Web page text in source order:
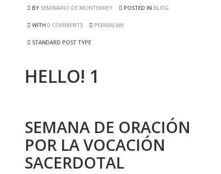
BY SEMINARIO DE MONTERREY POSTED IN BLOG
WITH 0 COMMENTS PERMALINK
STANDARD POST TYPE
HELLO! 1
SEMANA DE ORACIÓN
POR LA VOCACIÓN
SACERDOTAL